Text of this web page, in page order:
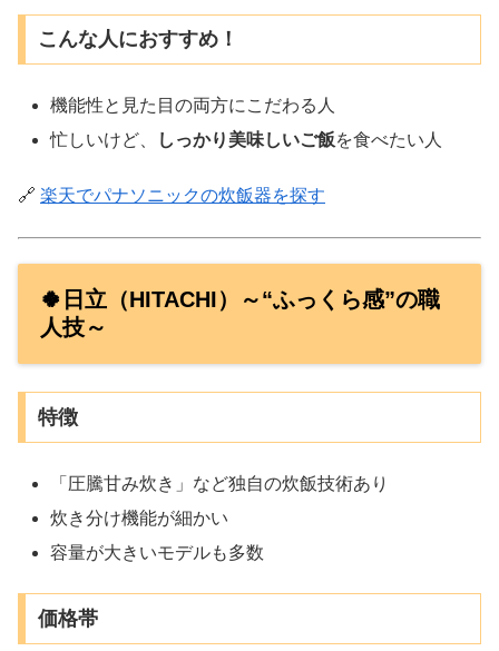
こんな人におすすめ！
機能性と見た目の両方にこだわる人
忙しいけど、
しっかり美味しいご飯を食べたい人
🔗 楽天でパナソニックの炊飯器を探す
🍀日立（HITACHI）～“ふっくら感”の職
人技～
特徴
「圧騰甘み炊き」など独自の炊飯技術あり
炊き分け機能が細かい
容量が大きいモデルも多数
価格帯